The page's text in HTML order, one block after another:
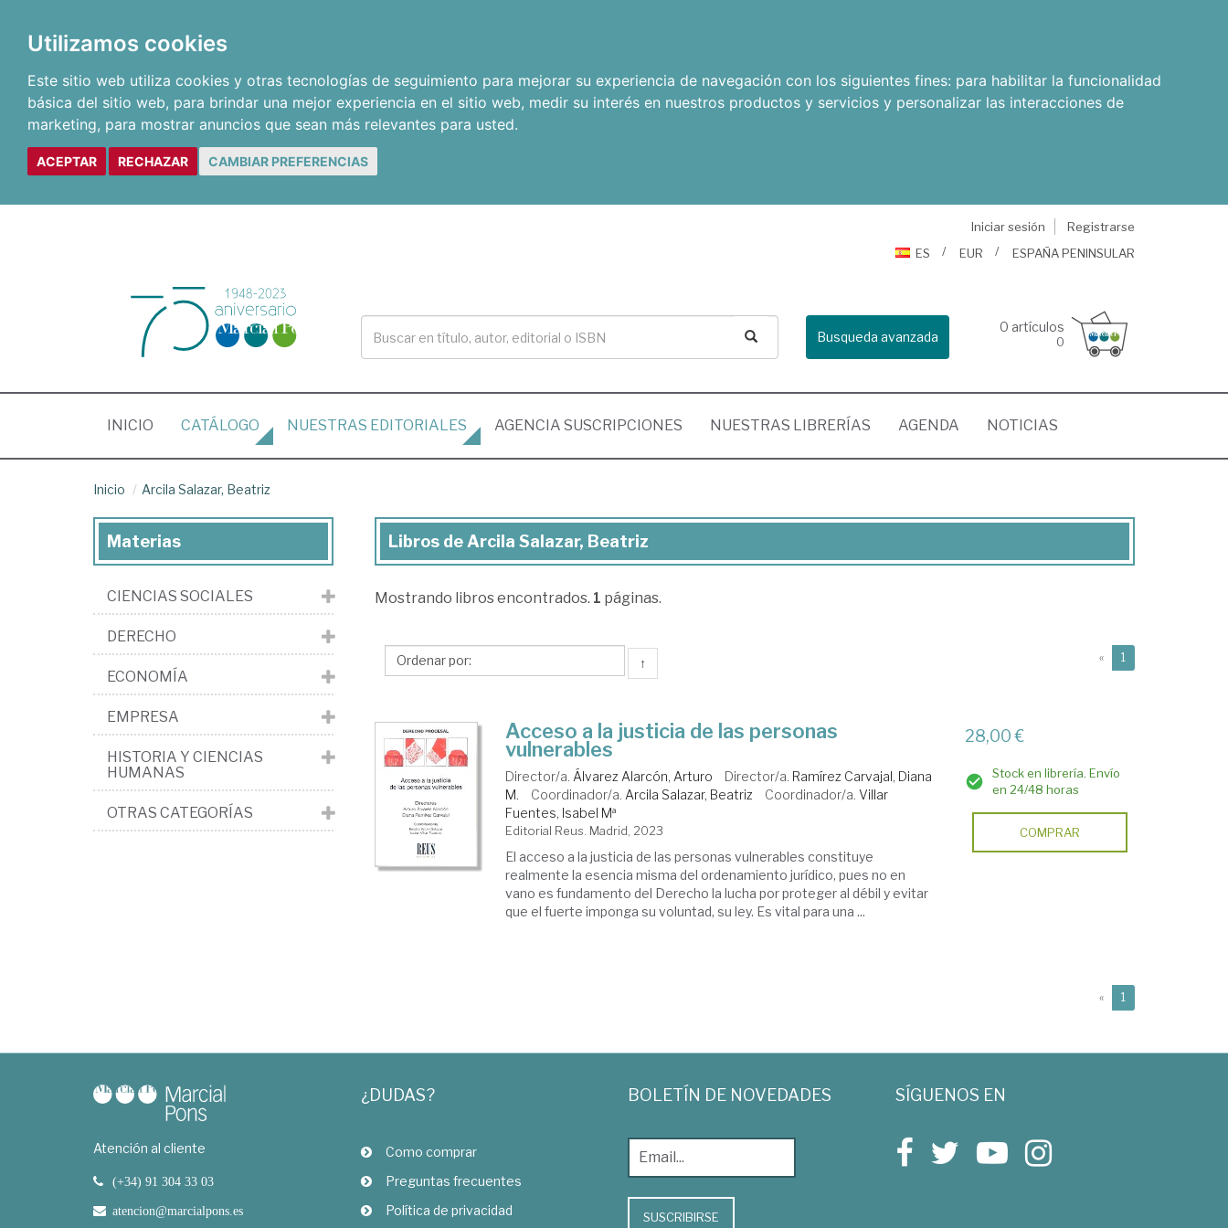
Utilizamos cookies
Este sitio web utiliza cookies y otras tecnologías de seguimiento para mejorar su experiencia de navegación con los siguientes fines: para habilitar la funcionalidad
básica del sitio web, para brindar una mejor experiencia en el sitio web, medir su interés en nuestros productos y servicios y personalizar las interacciones de
marketing, para mostrar anuncios que sean más relevantes para usted.
ACEPTAR RECHAZAR CAMBIAR PREFERENCIAS
Iniciar sesión
Registrarse
ES
EUR ESPAÑA PENINSULAR
Busqueda avanzada
0 artículos
0
INICIO (CURRENT)
CATÁLOGO NUESTRAS EDITORIALES AGENCIA SUSCRIPCIONES NUESTRAS LIBRERÍAS AGENDA NOTICIAS
Inicio Arcila Salazar, Beatriz
Libros
Arcila
Beatriz
Libros de Arcila Salazar, Beatriz
Mostrando libros encontrados. 1 páginas.
↑ « 1
Acceso a la justicia de las personas
vulnerables
Director/a. Álvarez Alarcón, Arturo Director/a. Ramírez Carvajal, Diana
M.
Coordinador/a. Arcila Salazar, Beatriz Coordinador/a.Villar
Fuentes, Isabel Mª
Editorial Reus. Madrid, 2023
El acceso a la justicia de las personas vulnerables constituye
realmente la esencia misma del ordenamiento jurídico, pues no en
vano es fundamento del Derecho la lucha por proteger al débil y evitar
que el fuerte imponga su voluntad, su ley. Es vital para una ...
28,00 €
Stock en librería. Envío
en 24/48 horas
COMPRAR
« 1
Materias
CIENCIAS SOCIALES
DERECHO
ECONOMÍA
EMPRESA
HISTORIA Y CIENCIAS
HUMANAS
OTRAS CATEGORÍAS
Atención al cliente
(+34) 91 304 33 03
atencion@marcialpons.es
¿DUDAS?
Como comprar
Preguntas frecuentes
Política de privacidad
BOLETÍN DE NOVEDADES
SUSCRIBIRSE
SÍGUENOS EN